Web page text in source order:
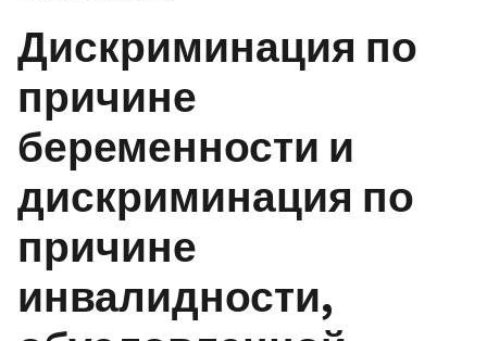
Дискриминация по
причине
беременности и
дискриминация по
причине
инвалидности,